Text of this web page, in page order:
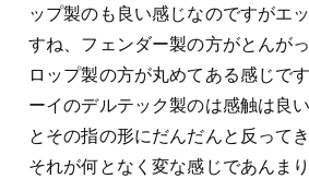
ップ製のも良い感じなのですがエ
すね、フェンダー製の方がとんが
ロップ製の方が丸めてある感じで
ーイのデルテック製のは感触は良
とその指の形にだんだんと反って
それが何となく変な感じであんま